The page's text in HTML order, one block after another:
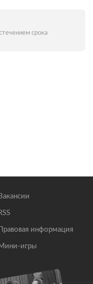
срока
Вакансии
RSS
Правовая информация
игры